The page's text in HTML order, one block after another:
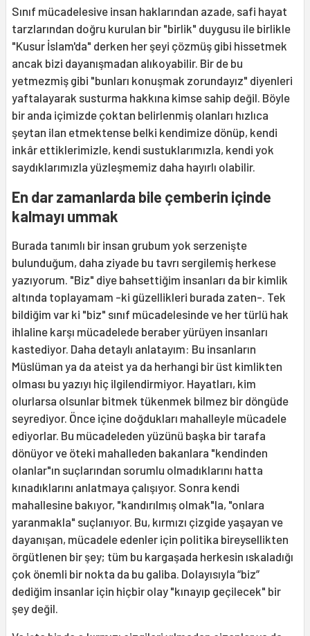
Sınıf mücadelesive insan haklarından azade, safi hayat
tarzlarından doğru kurulan bir "birlik" duygusu ile birlikle
"Kusur İslam'da" derken her şeyi çözmüş gibi hissetmek
ancak bizi dayanışmadan alıkoyabilir. Bir de bu
yetmezmiş gibi "bunları konuşmak zorundayız" diyenleri
yaftalayarak susturma hakkına kimse sahip değil. Böyle
bir anda içimizde çoktan belirlenmiş olanları hızlıca
şeytan ilan etmektense belki kendimize dönüp, kendi
inkâr ettiklerimizle, kendi sustuklarımızla, kendi yok
saydıklarımızla yüzleşmemiz daha hayırlı olabilir.
En dar zamanlarda bile çemberin içinde
kalmayı ummak
Burada tanımlı bir insan grubum yok serzenişte
bulunduğum, daha ziyade bu tavrı sergilemiş herkese
yazıyorum. "Biz" diye bahsettiğim insanları da bir kimlik
altında toplayamam -ki güzellikleri burada zaten-. Tek
bildiğim var ki "biz" sınıf mücadelesinde ve her türlü hak
ihlaline karşı mücadelede beraber yürüyen insanları
kastediyor. Daha detaylı anlatayım: Bu insanların
Müslüman ya da ateist ya da herhangi bir üst kimlikten
olması bu yazıyı hiç ilgilendirmiyor. Hayatları, kim
olurlarsa olsunlar bitmek tükenmek bilmez bir döngüde
seyrediyor. Önce içine doğdukları mahalleyle mücadele
ediyorlar. Bu mücadeleden yüzünü başka bir tarafa
dönüyor ve öteki mahalleden bakanlara "kendinden
olanlar"ın suçlarından sorumlu olmadıklarını hatta
kınadıklarını anlatmaya çalışıyor. Sonra kendi
mahallesine bakıyor, "kandırılmış olmak"la, "onlara
yaranmakla" suçlanıyor. Bu, kırmızı çizgide yaşayan ve
dayanışan, mücadele edenler için politika bireysellikten
örgütlenen bir şey; tüm bu kargaşada herkesin ıskaladığı
çok önemli bir nokta da bu galiba. Dolayısıyla “biz”
dediğim insanlar için hiçbir olay "kınayıp geçilecek" bir
şey değil.